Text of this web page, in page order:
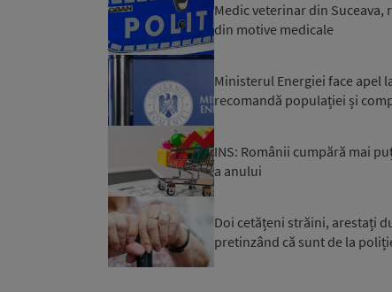
Medic veterinar din
din motive medicale
Ministerul Energiei face apel
recomandă populației și
INS: Românii cumpără mai
a anului
Doi cetățeni străini, arestați
pretinzând că sunt de la